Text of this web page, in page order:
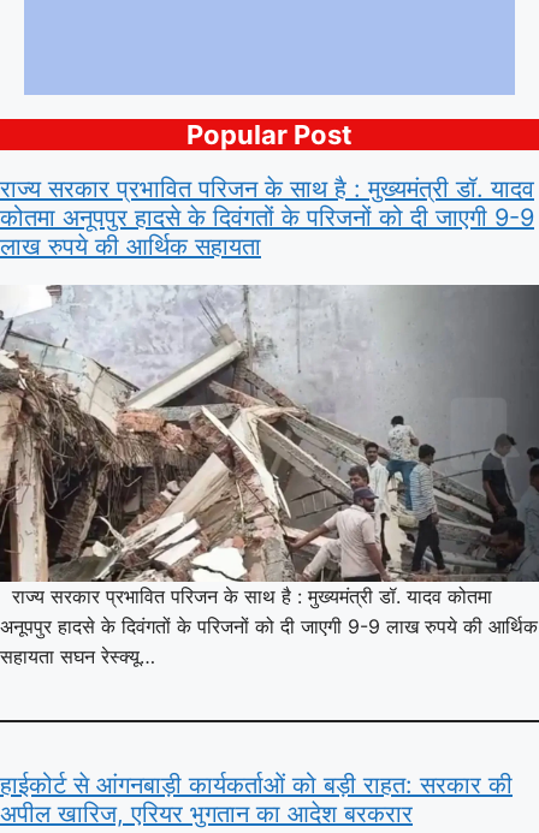
Popular Post
राज्य सरकार प्रभावित परिजन के साथ है : मुख्यमंत्री डॉ. यादव
कोतमा अनूपपुर हादसे के दिवंगतों के परिजनों को दी जाएगी 9-9
लाख रुपये की आर्थिक सहायता
राज्य सरकार प्रभावित परिजन के साथ है : मुख्यमंत्री डॉ. यादव कोतमा
अनूपपुर हादसे के दिवंगतों के परिजनों को दी जाएगी 9-9 लाख रुपये की आर्थिक
सहायता सघन रेस्क्यू…
हाईकोर्ट से आंगनबाड़ी कार्यकर्ताओं को बड़ी राहत: सरकार की
अपील खारिज, एरियर भुगतान का आदेश बरकरार